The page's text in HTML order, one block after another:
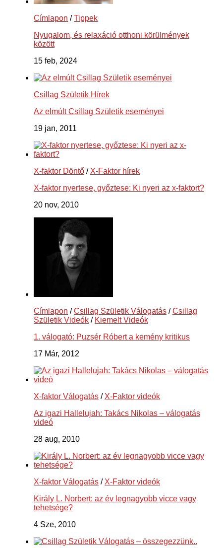
Címlapon /Tippek
Nyugalom, és relaxáció otthoni körülmények
között
15 feb, 2024
Csillag Születik Hírek
Az elmúlt Csillag Születik eseményei
19 jan, 2011
X-faktor Döntő / X-Faktor hírek
X-faktor nyertese, győztese: Ki nyeri az x-faktort?
20 nov, 2010
Címlapon /Csillag Születik Válogatás /Csillag
Születik Videók / Kiemelt Videók
1. válogató: Puzsér Róbert a kemény kritikus
17 Már, 2012
X-faktor Válogatás / X-Faktor videók
Az igazi Hallelujah: Takács Nikolas – válogatás
videó
28 aug, 2010
X-faktor Válogatás / X-Faktor videók
Király L. Norbert: az év legnagyobb vicce vagy
tehetsége?
4 Sze, 2010